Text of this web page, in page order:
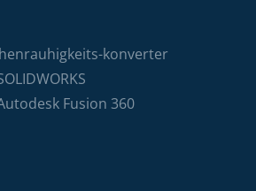
konverter
Fusion 360